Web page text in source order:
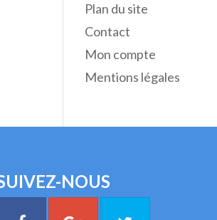
Plan du site
Contact
Mon compte
Mentions légales
NOUS